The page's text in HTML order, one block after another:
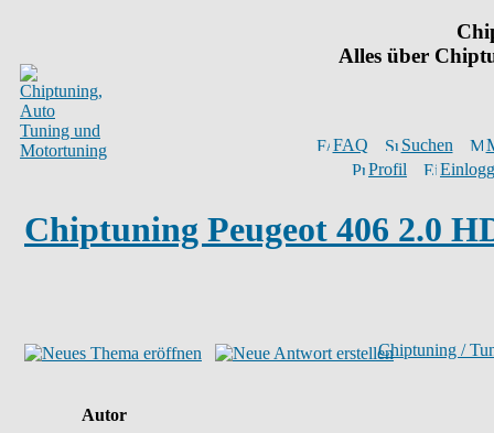
Alles über
FAQ Suchen
Profil
Chiptuning Peugeot 406 2.0
Chiptuning /
Autor